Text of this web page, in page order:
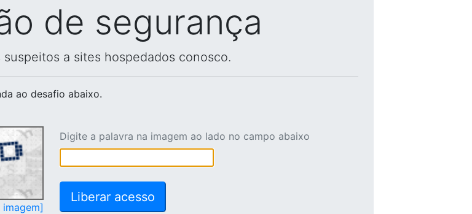
de segurança
a sites hospedados conosco.
ao desafio abaixo.
Digite a palavra na imagem ao lado no campo abaixo